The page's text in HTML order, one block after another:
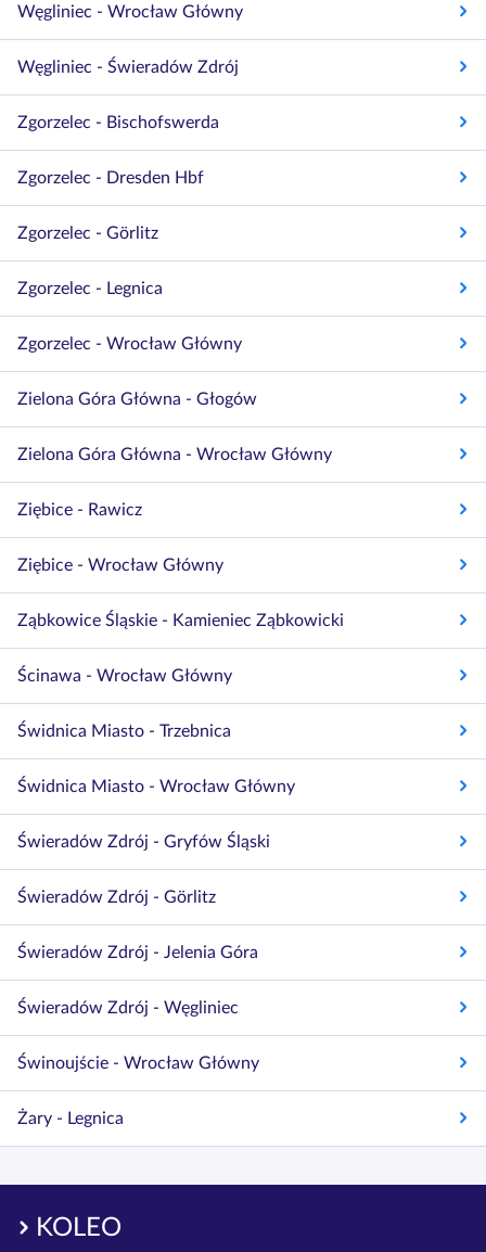
Węgliniec - Wrocław Główny
Węgliniec - Świeradów Zdrój
Zgorzelec - Bischofswerda
Zgorzelec - Dresden Hbf
Zgorzelec - Görlitz
Zgorzelec - Legnica
Zgorzelec - Wrocław Główny
Zielona Góra Główna - Głogów
Zielona Góra Główna - Wrocław Główny
Ziębice - Rawicz
Ziębice - Wrocław Główny
Ząbkowice Śląskie - Kamieniec Ząbkowicki
Ścinawa - Wrocław Główny
Świdnica Miasto - Trzebnica
Świdnica Miasto - Wrocław Główny
Świeradów Zdrój - Gryfów Śląski
Świeradów Zdrój - Görlitz
Świeradów Zdrój - Jelenia Góra
Świeradów Zdrój - Węgliniec
Świnoujście - Wrocław Główny
Żary - Legnica
KOLEO